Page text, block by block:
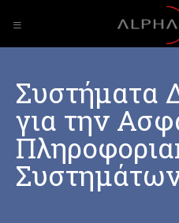
Συστήματα
για την